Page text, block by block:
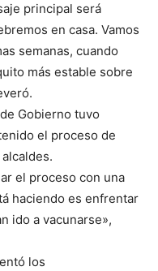
principal será
en casa. Vamos
semanas, cuando
más estable sobre
Gobierno tuvo
el proceso de
el proceso con una
haciendo es enfrentar
ido a vacunarse»,
los